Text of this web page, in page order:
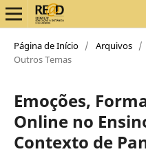
Página de Início / Arquivos /
Outros Temas
Emoções,
Online no
Contexto de